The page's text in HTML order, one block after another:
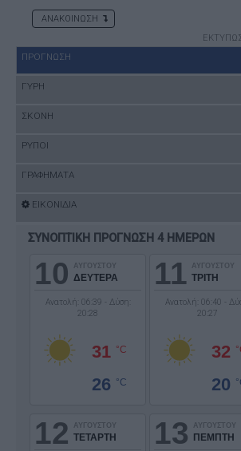
ΑΝΑΚΟΙΝΩΣΗ
ΠΡΟΓΝΩΣΗ
ΓΥΡΗ
ΣΚΟΝΗ
ΡΥΠΟΙ
ΓΡΑΦΗΜΑΤΑ
ΕΙΚΟΝΙΔΙΑ
ΣΥΝΟΠΤΙΚΗ ΠΡΟΓΝΩΣΗ 4 ΗΜΕΡΩΝ
10 ΑΥΓΟΥΣΤΟΥ
ΔΕΥΤΕΡΑ
Ανατολή: 06:39 - Δύση:
20:28
31 °C
26 °C
11 ΑΥΓΟΥΣΤΟΥ
ΤΡΙΤΗ
Ανατολή: 06:40 -
20:27
32
20
12 ΑΥΓΟΥΣΤΟΥ
ΤΕΤΑΡΤΗ 13 ΑΥΓΟΥΣΤΟΥ
ΠΕΜΠΤΗ